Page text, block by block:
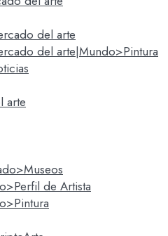
del arte
del arte|Mundo>Pintura
arte
de Artista